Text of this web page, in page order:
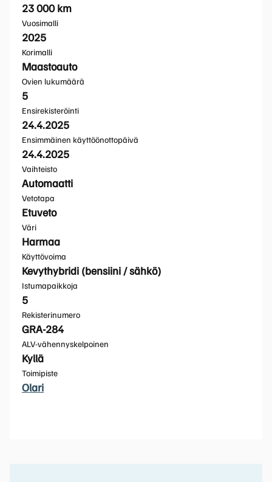
23 000 km
Vuosimalli
2025
Korimalli
Maastoauto
Ovien lukumäärä
5
Ensirekisteröinti
24.4.2025
Ensimmäinen käyttöönottopäivä
24.4.2025
Vaihteisto
Automaatti
Vetotapa
Etuveto
Väri
Harmaa
Käyttövoima
Kevythybridi (bensiini / sähkö)
Istumapaikkoja
5
Rekisterinumero
GRA-284
ALV-vähennyskelpoinen
Kyllä
Toimipiste
Olari